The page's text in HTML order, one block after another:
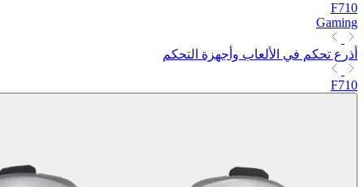
F710
Gaming
أذرع تحكم في الألعاب وأجهزة التحكم
F710